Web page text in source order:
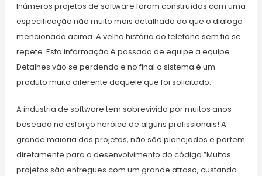
Inúmeros projetos de software foram construídos com uma
especificação não muito mais detalhada do que o diálogo
mencionado acima. A velha história do telefone sem fio se
repete. Esta informação é passada de equipe a equipe.
Detalhes vão se perdendo e no final o sistema é um
produto muito diferente daquele que foi solicitado.
A industria de software tem sobrevivido por muitos anos
baseada no esforço heróico de alguns profissionais! A
grande maioria dos projetos, não são planejados e partem
diretamente para o desenvolvimento do código.”Muitos
projetos são entregues com um grande atraso, custando